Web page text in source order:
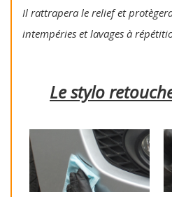
Il rattrapera le relief et
intempéries et lavages à
Le stylo